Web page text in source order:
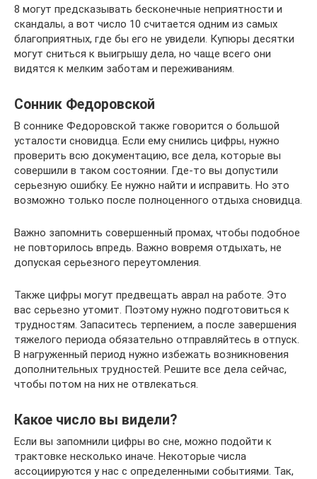
8 могут предсказывать бесконечные неприятности и
скандалы, а вот число 10 считается одним из самых
благоприятных, где бы его не увидели. Купюры десятки
могут сниться к выигрышу дела, но чаще всего они
видятся к мелким заботам и переживаниям.
Сонник Федоровской
В соннике Федоровской также говорится о большой
усталости сновидца. Если ему снились цифры, нужно
проверить всю документацию, все дела, которые вы
совершили в таком состоянии. Где-то вы допустили
серьезную ошибку. Ее нужно найти и исправить. Но это
возможно только после полноценного отдыха сновидца.
Важно запомнить совершенный промах, чтобы подобное
не повторилось впредь. Важно вовремя отдыхать, не
допуская серьезного переутомления.
Также цифры могут предвещать аврал на работе. Это
вас серьезно утомит. Поэтому нужно подготовиться к
трудностям. Запаситесь терпением, а после завершения
тяжелого периода обязательно отправляйтесь в отпуск.
В нагруженный период нужно избежать возникновения
дополнительных трудностей. Решите все дела сейчас,
чтобы потом на них не отвлекаться.
Какое число вы видели?
Если вы запомнили цифры во сне, можно подойти к
трактовке несколько иначе. Некоторые числа
ассоциируются у нас с определенными событиями. Так,